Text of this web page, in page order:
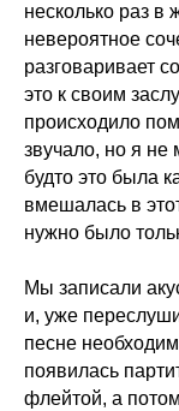
несколько раз в
невероятное
разговаривает
это к своим
происходило
звучало, но я не
будто это была
вмешалась в
нужно было
Мы записали
и, уже
песне
появилась
флейтой, а